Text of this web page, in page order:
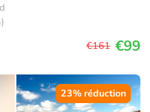
€161 €99
23% réduction